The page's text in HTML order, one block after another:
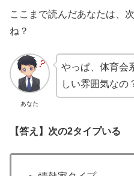
ここまで読んだあなたは、
ね？
あなた
やっぱ、体育会
しい雰囲気なの
【答え】次の2タイプいる